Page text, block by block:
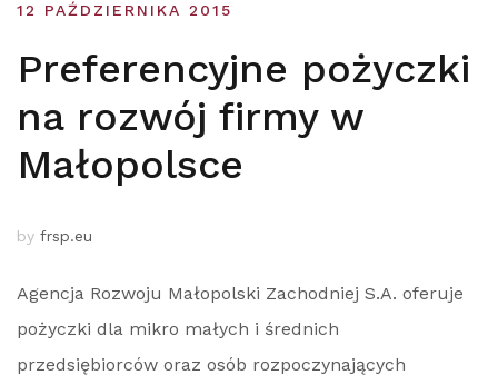
12 PAŹDZIERNIKA 2015
Preferencyjne pożyczki
na rozwój firmy w
Małopolsce
by frsp.eu
Agencja Rozwoju Małopolski Zachodniej S.A. oferuje
pożyczki dla mikro małych i średnich
przedsiębiorców oraz osób rozpoczynających